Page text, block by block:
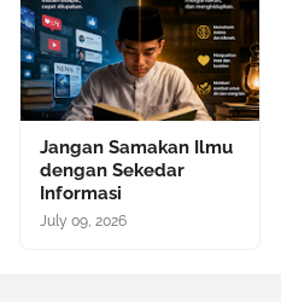
Jangan Samakan Ilmu
dengan Sekedar
Informasi
July 09, 2026